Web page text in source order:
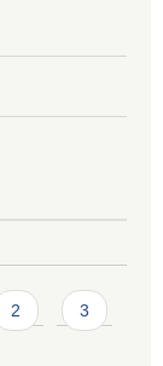
2 3